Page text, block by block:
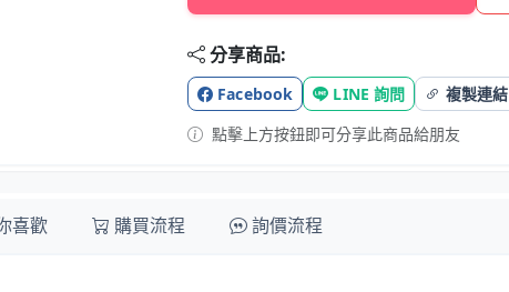
分享商品:
Facebook LINE 詢問
複製連結
點擊上方按鈕即可分享此商品給朋友
喜歡 購買流程 詢價流程